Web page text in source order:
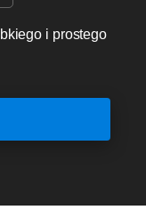
i prostego